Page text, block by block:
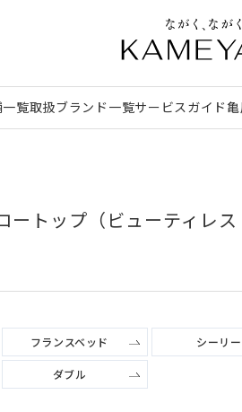
覧取扱ブランド一覧サービスガイド
ートップ（ビューティレ
フランスベッド シーリー
ダブル